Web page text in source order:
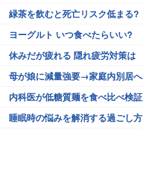
緑茶を飲むと死亡リスク低まる?
ヨーグルト いつ食べたらいい?
休みだが疲れる 隠れ疲労対策は
母が娘に減量強要→家庭内別居へ
内科医が低糖質麺を食べ比べ検証
睡眠時の悩みを解消する過ごし方